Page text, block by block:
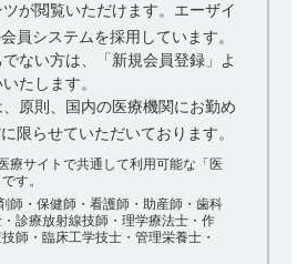
・錠3mg電子添文 2022年7月改訂（第
8.2
・錠3mgインタビューフォーム 2022
安全性（使用上の注意等）に関する
とその理由
戻る
が閲覧いただけます。エーザイ
員システムを採用しています。
ない方は、「新規会員登録」よ
たします。
原則、国内の医療機関にお勤め
限らせていただいております。
療サイトで共通して利用可能な「医
す。
師・保健師・看護師・助産師・歯科
診療放射線技師・理学療法士・作
師・臨床工学技士・管理栄養士・